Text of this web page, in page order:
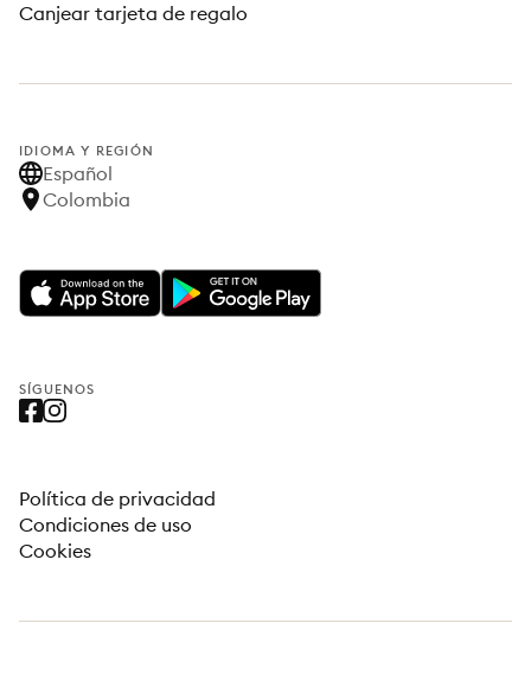
Canjear tarjeta de regalo
IDIOMA Y REGIÓN
Español
Colombia
SÍGUENOS
Política de privacidad
Condiciones de uso
Cookies